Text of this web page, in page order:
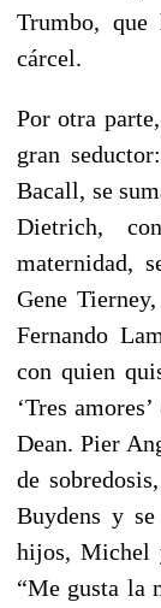
Trumbo,
cárcel.
Por otra
gran
Bacall, se
Dietrich,
maternidad,
Gene
Fernando
con quien
‘Tres
Dean. Pier
de
Buydens y
hijos, Michel
“Me gusta la